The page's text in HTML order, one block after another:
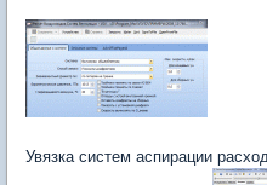
Увязка систем аспирации